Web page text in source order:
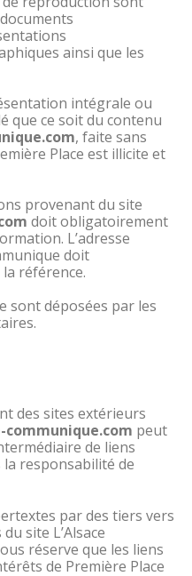
ainsi que les
intégrale ou
que ce soit du contenu
, faite sans
Place est illicite et
provenant du site
doit obligatoirement
L’adresse
doit
référence.
sont déposées par les
des sites extérieurs
communique.com peut
de liens
la responsabilité de
par des tiers vers
site L’Alsace
réserve que les liens
de Première Place